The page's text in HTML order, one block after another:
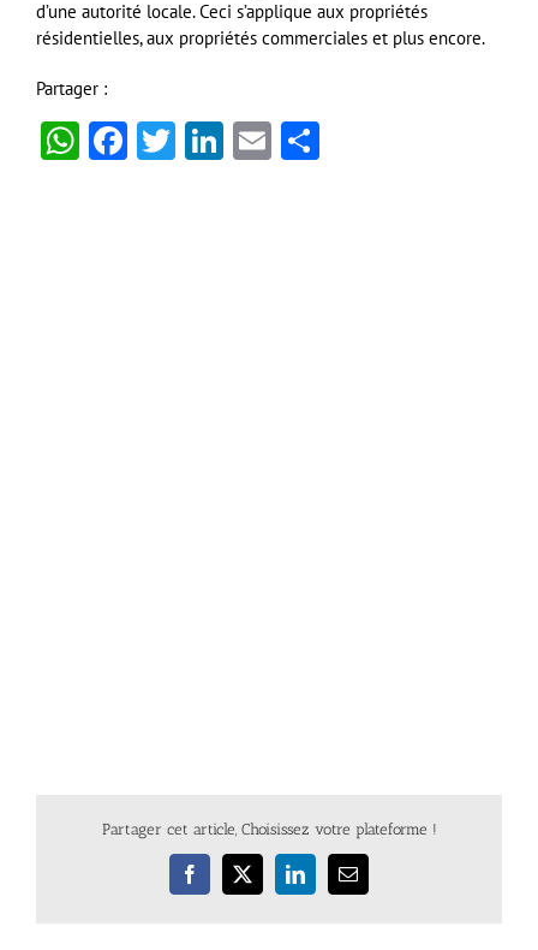
d’une autorité locale. Ceci s’applique aux propriétés
résidentielles, aux propriétés commerciales et plus encore.
Partager :
WhatsApp
Facebook
Twitter
LinkedIn
Email
Partager cet article, Choisissez votre plateforme !
Facebook
X LinkedInEmail